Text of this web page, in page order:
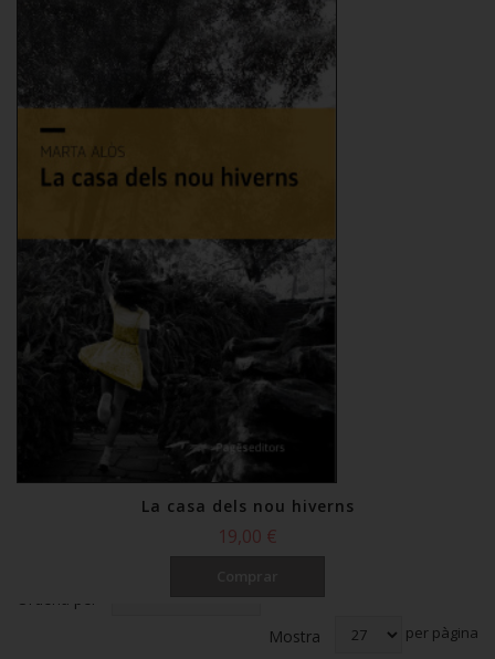
Comprar
La casa dels nou hiverns
19,00 €
Ordena per
Mostra
per pàgina